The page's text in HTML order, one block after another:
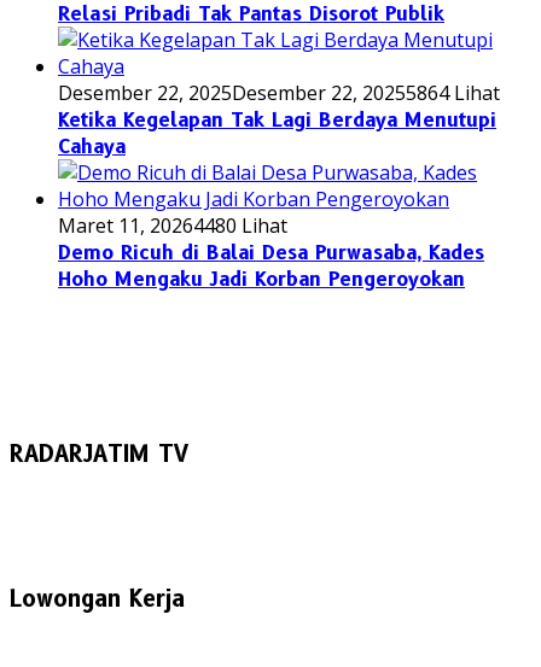
Relasi Pribadi Tak Pantas Disorot Publik
Desember 22, 2025Desember 22, 20255864 Lihat
Ketika Kegelapan Tak Lagi Berdaya Menutupi
Cahaya
Maret 11, 20264480 Lihat
Demo Ricuh di Balai Desa Purwasaba, Kades
Hoho Mengaku Jadi Korban Pengeroyokan
RADARJATIM TV
Lowongan Kerja